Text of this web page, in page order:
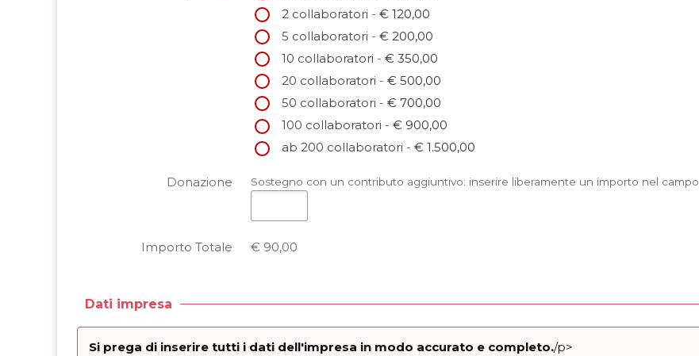
2 collaboratori - € 120,00
5 collaboratori - € 200,00
10 collaboratori - € 350,00
20 collaboratori - € 500,00
50 collaboratori - € 700,00
100 collaboratori - € 900,00
ab 200 collaboratori - € 1.500,00
Donazione Sostegno con un contributo aggiuntivo: inserire liberamente un importo nel campo.
Importo Totale € 90,00
Dati impresa
Si prega di inserire tutti i dati dell'impresa in modo accurato e completo./p>